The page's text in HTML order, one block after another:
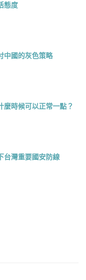
態度
中國的灰色策略
麼時候可以正常一點？
台灣重要國安防線